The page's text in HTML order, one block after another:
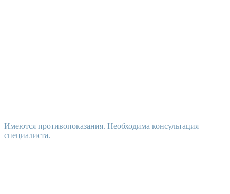
Имеются противопоказания. Необходима консультация
специалиста.